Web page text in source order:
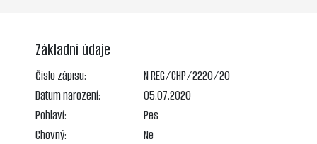
Základní údaje
Číslo zápisu:
N REG/CHP/2220/20
Datum narození:
05.07.2020
Pohlaví:
Pes
Chovný:
Ne